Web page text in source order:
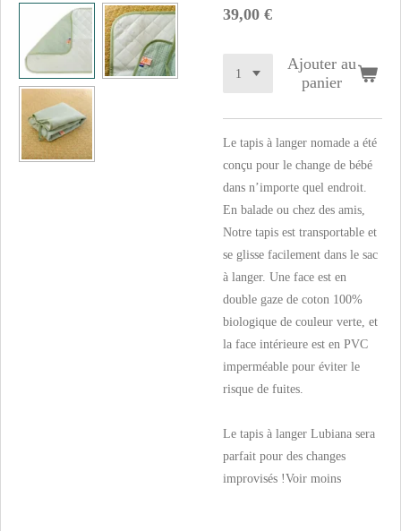
39,00 €
Ajouter au
panier
Le tapis à langer nomade a été
conçu pour le change de bébé
dans n’importe quel endroit.
En balade ou chez des amis,
Notre tapis est transportable et
se glisse facilement dans le sac
à langer. Une face est en
double gaze de coton 100%
biologique de couleur verte, et
la face intérieure est en PVC
imperméable pour éviter le
risque de fuites.
Le tapis à langer Lubiana sera
parfait pour des changes
improvisés !Voir moins